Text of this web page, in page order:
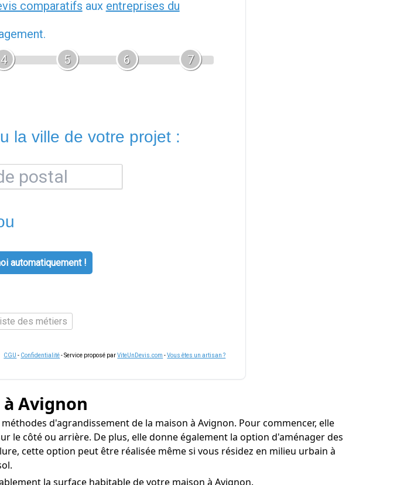
comparatifs aux entreprises du
4 5 6 7
la ville de votre projet :
automatiquement !
des métiers
CGU - Confidentialité- Service proposé parViteUnDevis.com -Vous êtes un artisan ?
Avignon
d'agrandissement de la maison à Avignon. Pour commencer, elle
côté ou arrière. De plus, elle donne également la option d'aménager des
cette option peut être réalisée même si vous résidez en milieu urbain à
la surface habitable de votre maison à Avignon.